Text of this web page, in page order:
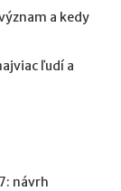
a kedy
ľudí a
návrh